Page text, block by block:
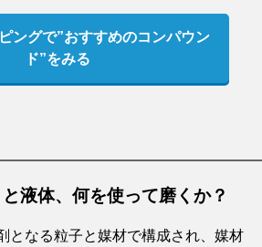
ングで”おすすめのコンパウン
ド”をみる
液体、何を使って磨くか？
となる粒子と媒材で構成され、媒材